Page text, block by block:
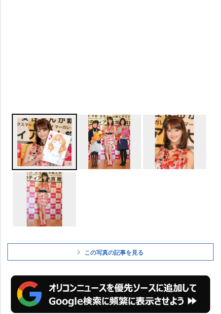
この写真の記事を見る